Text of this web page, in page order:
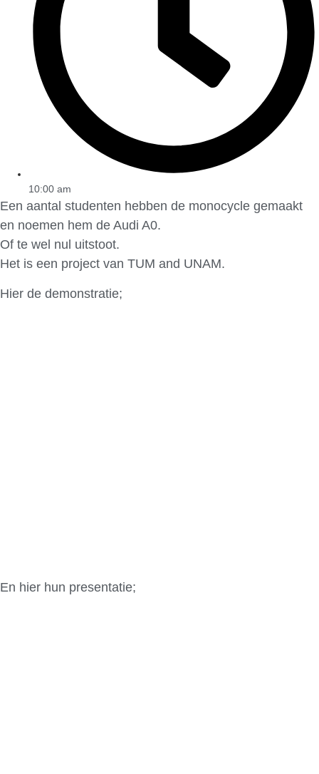
10:00 am
Een aantal studenten hebben de monocycle gemaakt
en noemen hem de Audi A0.
Of te wel nul uitstoot.
Het is een project van TUM and UNAM.
Hier de demonstratie;
En hier hun presentatie;